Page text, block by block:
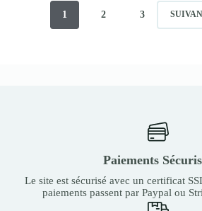
1 2 3
Paiements
Le site est sécurisé avec un certificat
paiements passent par Paypal ou